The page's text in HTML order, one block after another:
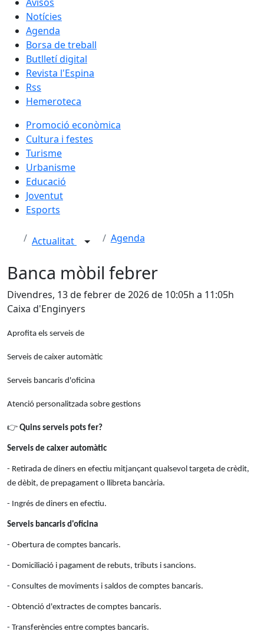
Notícies
Agenda
Borsa de treball
Butlletí digital
Revista l'Espina
Rss
Hemeroteca
Promoció econòmica
Cultura i festes
Turisme
Urbanisme
Educació
Joventut
Esports
Actualitat Agenda
Banca mòbil febrer
Divendres, 13 de febrer de 2026 de 10:05h a 11:05h
Caixa d'Enginyers
Aprofita els serveis de
Serveis de caixer automàtic
Serveis bancaris d'oficina
Atenció personalitzada sobre gestions
👉 Quins serveis pots fer?
Serveis de caixer automàtic
- Retirada de diners en efectiu mitjançant qualsevol targeta de crèdit,
de dèbit, de prepagament o llibreta bancària.
- Ingrés de diners en efectiu.
Serveis bancaris d'oficina
- Obertura de comptes bancaris.
- Domiciliació i pagament de rebuts, tributs i sancions.
- Consultes de moviments i saldos de comptes bancaris.
- Obtenció d'extractes de comptes bancaris.
- Transferències entre comptes bancaris.